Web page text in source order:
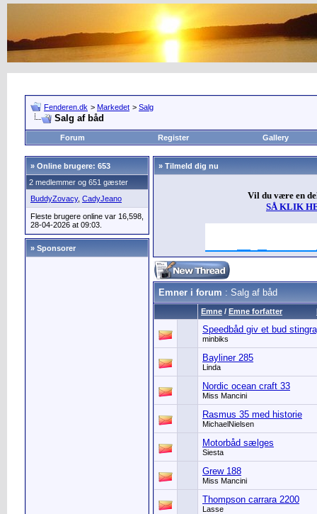
Fenderen.dk > Markedet > Salg
Salg af båd
Forum Register Gallery
» Online brugere: 653
2 medlemmer og 651 gæster
BuddyZovacy, CadyJeano
Fleste brugere online var 16,598,
28-04-2026 at 09:03.
» Sponsorer
» Tilmeld dig nu
Vil du være en
SÅ KLIK
Emner i forum : Salg af båd
Emne / Emne forfatter
Speedbåd giv et bud
minbiks
Bayliner 285
Linda
Nordic ocean craft 33
Miss Mancini
Rasmus 35 med historie
MichaelNielsen
Motorbåd sælges
Siesta
Grew 188
Miss Mancini
Thompson carrara 2200
Lasse